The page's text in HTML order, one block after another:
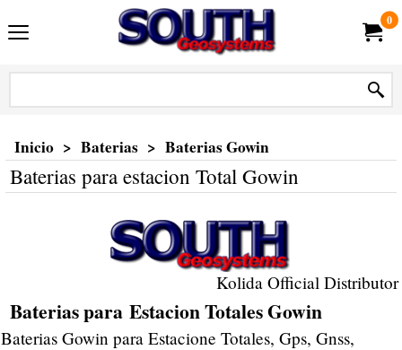
0
Inicio > Baterias > Baterias Gowin
Baterias para estacion Total Gowin
Kolida Official Distributor
Baterias para Estacion Totales Gowin
Baterias Gowin para Estacione Totales, Gps, Gnss,